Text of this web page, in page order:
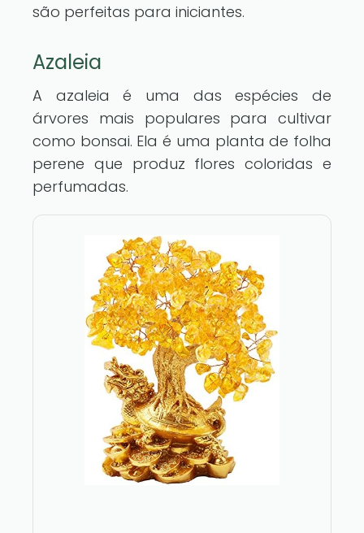
são perfeitas para iniciantes.
Azaleia
A azaleia é uma das espécies de
árvores mais populares para cultivar
como bonsai. Ela é uma planta de folha
perene que produz flores coloridas e
perfumadas.